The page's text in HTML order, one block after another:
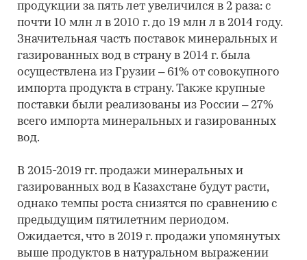
продукции за пять лет увеличился в 2 раза: с
почти 10 млн л в 2010 г. до 19 млн л в 2014 году.
Значительная часть поставок минеральных и
газированных вод в страну в 2014 г. была
осуществлена из Грузии – 61% от совокупного
импорта продукта в страну. Также крупные
поставки были реализованы из России – 27%
всего импорта минеральных и газированных
вод.
В 2015-2019 гг. продажи минеральных и
газированных вод в Казахстане будут расти,
однако темпы роста снизятся по сравнению с
предыдущим пятилетним периодом.
Ожидается, что в 2019 г. продажи упомянутых
выше продуктов в натуральном выражении